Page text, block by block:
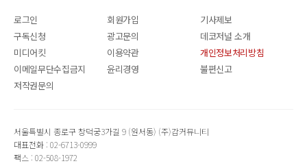
로그인 회원가입
기사제보
구독신청
광고문의
데코저널 소개
미디어킷
이용약관
개인정보처리방침
이메일무단수집금지
윤리경영
불편신고
저작권문의
서울특별시 종로구 창덕궁3가길 9 (원서동) (주)감커뮤니티
대표전화 : 02-6713-0999
팩스 : 02-508-1972